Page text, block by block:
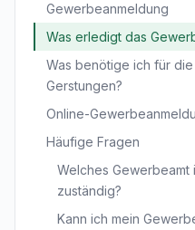
Gewerbeanmeldung
Was erledigt das
Was benötige ich für
Gerstungen?
Online-
Häufige Fragen
Welches Gewerbeamt
zuständig?
Kann ich mein